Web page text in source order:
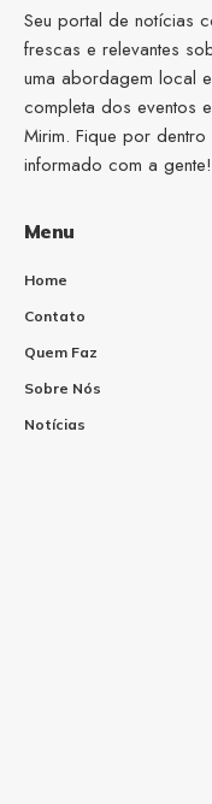
Seu portal de notícias
frescas e relevantes
uma abordagem local
completa dos eventos
Mirim. Fique por dentro
informado com a gente!
Menu
Home
Contato
Quem Faz
Sobre Nós
Notícias